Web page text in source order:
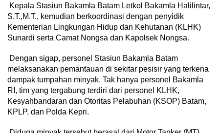
Kepala Stasiun Bakamla Batam Letkol Bakamla Halilintar,
S.T.,M.T., kemudian berkoordinasi dengan penyidik
Kementerian Lingkungan Hidup dan Kehutanan (KLHK)
Sunardi serta Camat Nongsa dan Kapolsek Nongsa.
Dengan sigap, personel Stasiun Bakamla Batam
melaksanakan pemantauan di sekitar pesisir yang terkena
dampak tumpahan minyak. Tak hanya personel Bakamla
RI, tim yang tergabung terdiri dari personel KLHK,
Kesyahbandaran dan Otoritas Pelabuhan (KSOP) Batam,
KPLP, dan Polda Kepri.